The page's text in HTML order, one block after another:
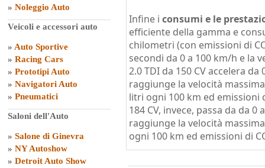
» Noleggio Auto
Veicoli e accessori auto
» Auto Sportive
» Racing Cars
» Prototipi Auto
» Navigatori Auto
» Pneumatici
Saloni dell'Auto
» Salone di Ginevra
» NY Autoshow
» Detroit Auto Show
Infine i consumi e le
efficiente della gamma e
chilometri (con emissioni di
secondi da 0 a 100 km/h e la
2.0 TDI da 150 CV accelera
raggiunge la velocità
litri ogni 100 km ed emissioni
184 CV, invece, passa da da
raggiunge la velocità
ogni 100 km ed emissioni di